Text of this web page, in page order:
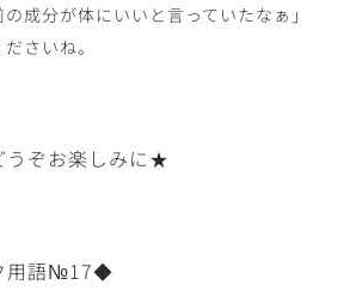
成分が体にいいと言っていたなぁ」
さいね。
うぞお楽しみに★
用語№17◆